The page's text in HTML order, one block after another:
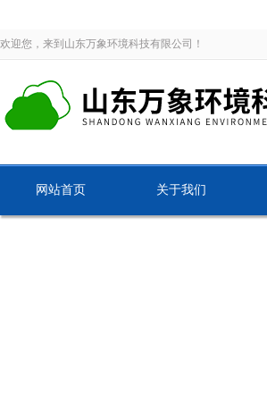
欢迎您，来到山东万象环境科技有限公司！
网站首页 关于我们